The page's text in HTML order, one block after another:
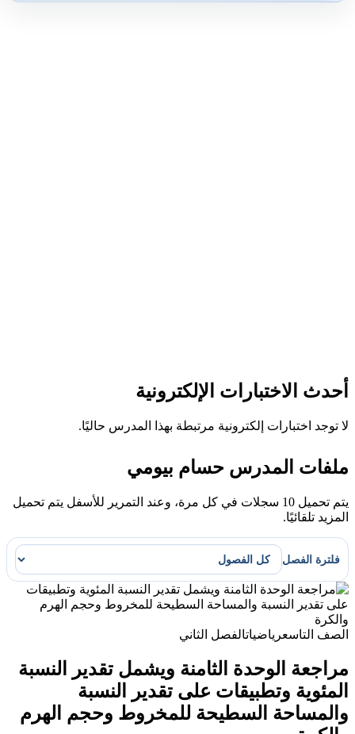
أحدث الاختبارات الإلكترونية
لا توجد اختبارات إلكترونية مرتبطة بهذا المدرس حاليًا.
ملفات المدرس حسام بيومي
يتم تحميل 10 سجلات في كل مرة، وعند التمرير للأسفل يتم تحميل
المزيد تلقائيًا.
فلترة الفصل
الصف التاسعرياضياتالفصل الثاني
مراجعة الوحدة الثامنة ويشمل تقدير النسبة
المئوية وتطبيقات على تقدير النسبة
والمساحة السطيحة للمخروط وحجم الهرم